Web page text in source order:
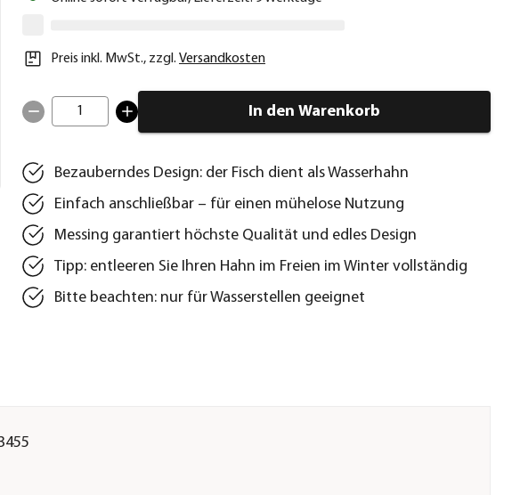
Preis inkl. MwSt., zzgl. Versandkosten
1 In den Warenkorb
Bezauberndes Design: der Fisch dient als Wasserhahn
Einfach anschließbar – für einen mühelose Nutzung
Messing garantiert höchste Qualität und edles Design
Tipp: entleeren Sie Ihren Hahn im Freien im Winter vollständig
Bitte beachten: nur für Wasserstellen geeignet